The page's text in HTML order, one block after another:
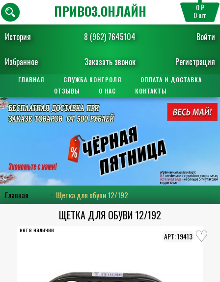
История 8 (962) 7645104 Войти
Избранное Заказать звонок Регистрация
ПРИВОЗ.ОНЛАЙН 0 ₽
0шт
ГЛАВНАЯ СЛУЖБА КОНТРОЛЯ
ОПЛАТА И ДОСТАВКА
ОТЗЫВЫ
О НАС КОНТАКТЫ
Главная Щетка для обуви 12/192
ЩЕТКА ДЛЯ ОБУВИ 12/192
нет в наличии
19413